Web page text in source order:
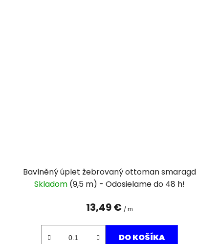
Bavlněný úplet žebrovaný ottoman smaragd
Skladom (9,5 m)
13,49 € / m
DO KOŠÍKA